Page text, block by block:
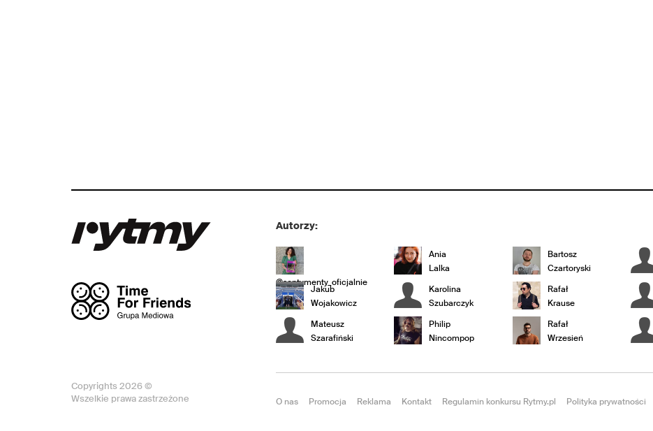
Autorzy:
@sentymenty_oficjalnie
Ania
Lalka
Bartosz
Czartoryski
Jakub
Wojakowicz
Karolina
Szubarczyk
Rafał
Krause
Mateusz
Szarafiński
Philip
Nincompop
Rafał
Wrzesień
Copyrights 2026 ©
Wszelkie prawa zastrzeżone
O nas Promocja Reklama Kontakt Regulamin konkursu Rytmy.pl Polityka prywatności